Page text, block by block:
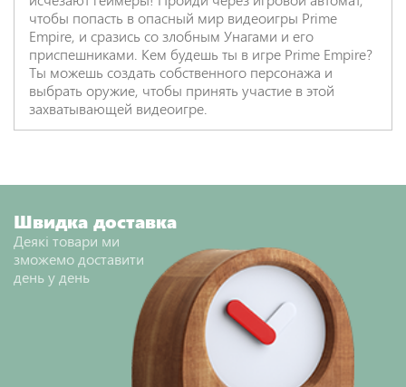
чтобы попасть в опасный мир видеоигры Prime
Empire, и сразись со злобным Унагами и его
приспешниками. Кем будешь ты в игре Prime Empire?
Ты можешь создать собственного персонажа и
выбрать оружие, чтобы принять участие в этой
захватывающей видеоигре.
*
Заголовок відгуку
*
Відгук
Швидка доставка
Деякі товари ми
зможемо доставити
день у день